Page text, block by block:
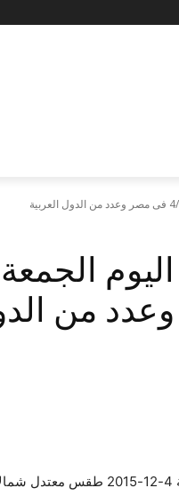
الجمعة
توقع خبراء هيئة الأرصاد الجوية، أن يسود